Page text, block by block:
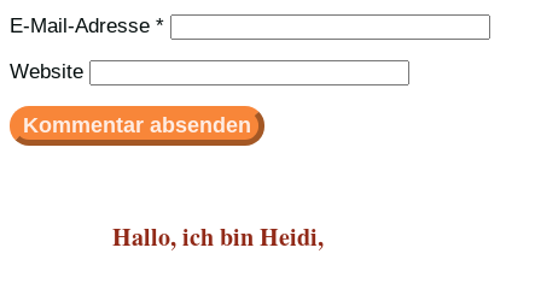
E-Mail-Adresse *
Website
Hallo, ich bin Heidi,